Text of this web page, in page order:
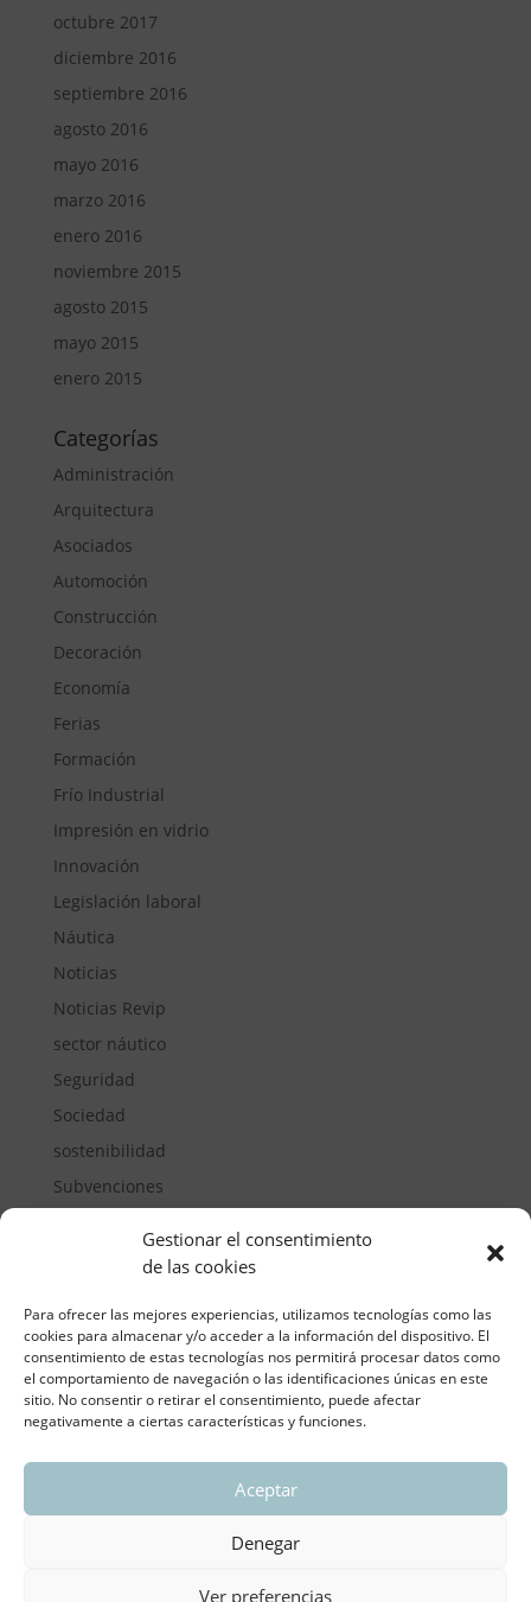
Gestionar el consentimiento
de las cookies
Para ofrecer las mejores experiencias, utilizamos tecnologías como las
cookies para almacenar y/o acceder a la información del dispositivo. El
consentimiento de estas tecnologías nos permitirá procesar datos como
el comportamiento de navegación o las identificaciones únicas en este
sitio. No consentir o retirar el consentimiento, puede afectar
negativamente a ciertas características y funciones.
Aceptar
Denegar
Ver preferencias
octubre 2017
diciembre 2016
septiembre 2016
agosto 2016
mayo 2016
marzo 2016
enero 2016
noviembre 2015
agosto 2015
mayo 2015
enero 2015
Categorías
Administración
Arquitectura
Asociados
Automoción
Construcción
Decoración
Economía
Ferias
Formación
Frío Industrial
Impresión en vidrio
Innovación
Legislación laboral
Náutica
Noticias
Noticias Revip
sector náutico
Seguridad
Sociedad
sostenibilidad
Subvenciones
ASOCIACIÓN REGIONAL VALENCIANA DE
Aviso legal y política de privacidad